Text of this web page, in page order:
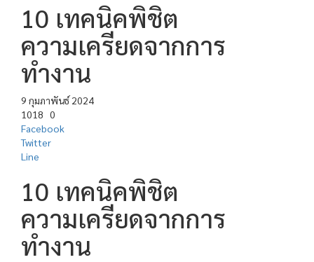
10 เทคนิคพิชิต
ความเครียดจากการ
ทำงาน
9 กุมภาพันธ์ 2024
1018 0
Facebook
Twitter
Line
10 เทคนิคพิชิต
ความเครียดจากการ
ทำงาน